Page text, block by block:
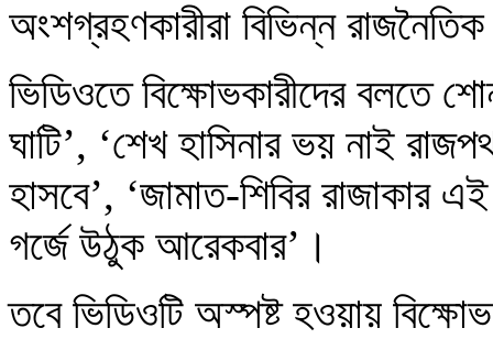
অংশগ্রহণকারীরা বিভিন্ন
ভিডিওতে বিক্ষোভকারীদের বলতে
ঘাটি’, ‘শেখ হাসিনার ভয় নাই
হাসবে’, ‘জামাত-শিবির রাজাকার
গর্জে উঠুক আরেকবার’।
তবে ভিডিওটি অস্পষ্ট হওয়ায়